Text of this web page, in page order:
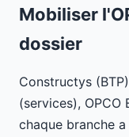
Mobiliser
dossier
Constructys
(services),
chaque branche